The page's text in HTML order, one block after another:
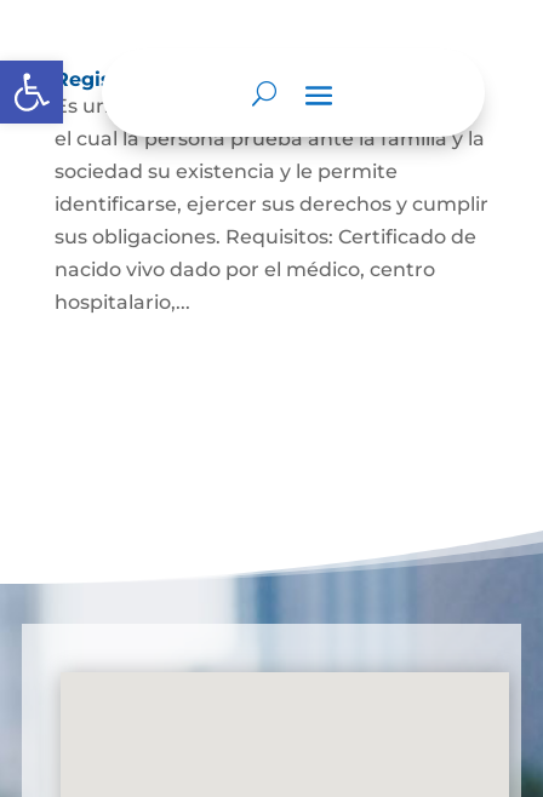
Abrir barra de herramientas
Registro Civil de Nacimiento
Es un documento indispensable mediante
el cual la persona prueba ante la familia y la
sociedad su existencia y le permite
identificarse, ejercer sus derechos y cumplir
sus obligaciones. Requisitos: Certificado de
nacido vivo dado por el médico, centro
hospitalario,...